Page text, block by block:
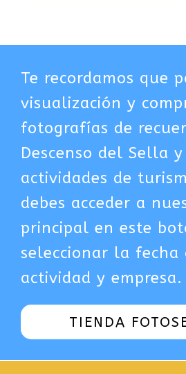
Te recordamos que
visualización y
fotografías de
Descenso del Sella
actividades de
debes acceder a
principal en este
seleccionar la fecha
actividad y empresa.
TIENDA